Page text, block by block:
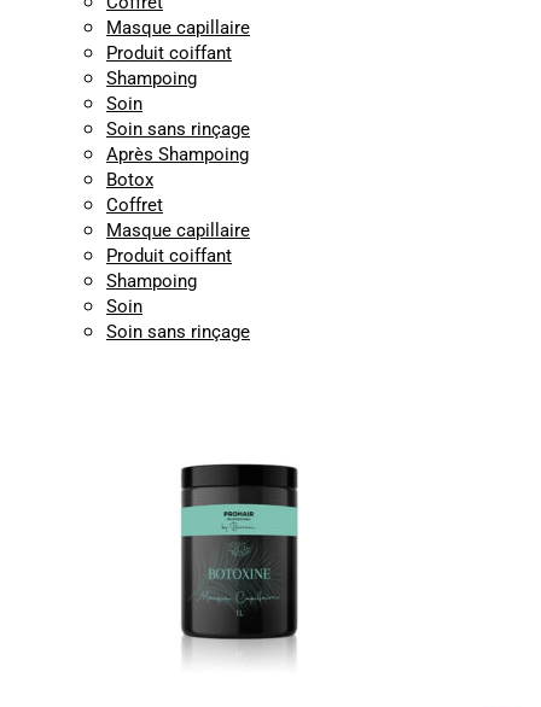
Masque capillaire
Produit coiffant
Shampoing
Soin
Soin sans rinçage
Après Shampoing
Botox
Coffret
Masque capillaire
Produit coiffant
Shampoing
Soin
Soin sans rinçage